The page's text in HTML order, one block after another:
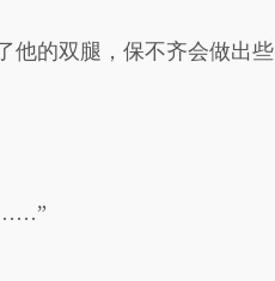
他的双腿，保不齐会做出些
……”